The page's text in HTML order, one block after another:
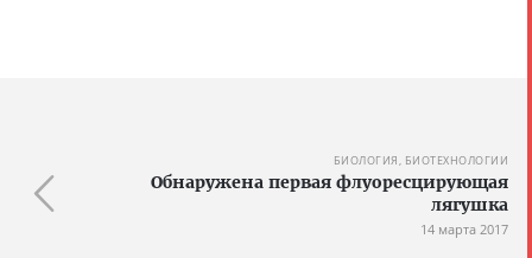
БИОЛОГИЯ, БИОТЕХНОЛОГИИ
Обнаружена первая флуоресцирующая
лягушка
14 марта 2017